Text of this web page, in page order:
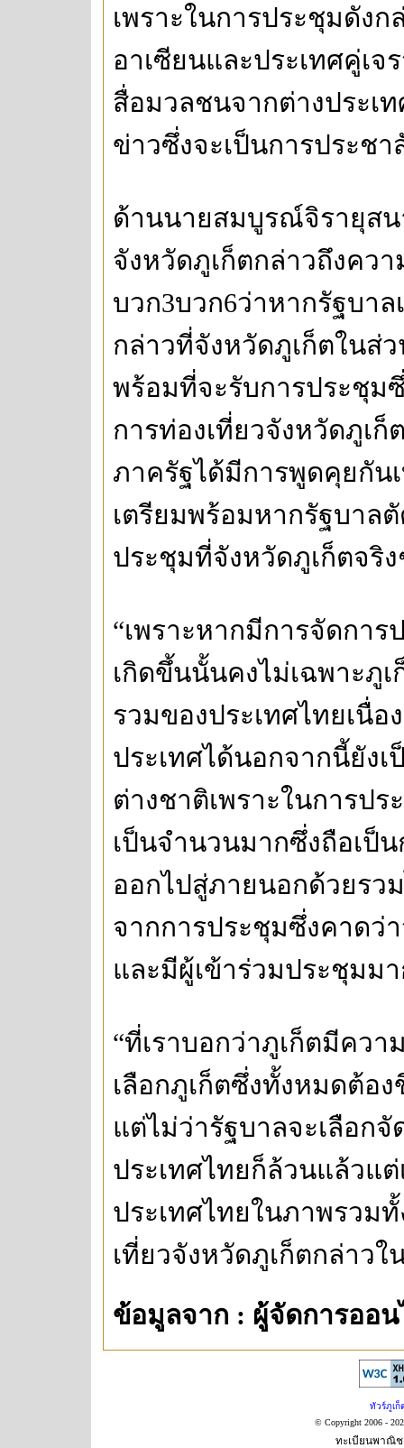
เพราะในการประชุมดัง
อาเซียนและประเทศคู่เ
สื่อมวลชนจากต่างประเ
ข่าวซึ่งจะเป็นการประช
ด้านนายสมบูรณ์จิรายุสน
จังหวัดภูเก็ตกล่าวถึงคว
บวก3บวก6ว่าหากรัฐบา
กล่าวที่จังหวัดภูเก็ตในส่
พร้อมที่จะรับการประชุม
การท่องเที่ยวจังหวัดภูเ
ภาครัฐได้มีการพูดคุยกัน
เตรียมพร้อมหากรัฐบาล
ประชุมที่จังหวัดภูเก็ตจริง
“เพราะหากมีการจัดกา
เกิดขึ้นนั้นคงไม่เฉพาะภู
รวมของประเทศไทยเนื่
ประเทศได้นอกจากนี้ยัง
ต่างชาติเพราะในการป
เป็นจำนวนมากซึ่งถือเ
ออกไปสู่ภายนอกด้วยรว
จากการประชุมซึ่งคาดว่
และมีผู้เข้าร่วมประชุมมา
“ที่เราบอกว่าภูเก็ตมีคว
เลือกภูเก็ตซึ่งทั้งหมดต้อ
แต่ไม่ว่ารัฐบาลจะเลือก
ประเทศไทยก็ล้วนแล้วแ
ประเทศไทยในภาพรวม
เที่ยวจังหวัดภูเก็ตกล่าวใ
ข้อมูลจาก : ผู้จัดการออน
ทัวร์ภูเก็
© Copyright 2006 -
ทะเบียนพาณิช